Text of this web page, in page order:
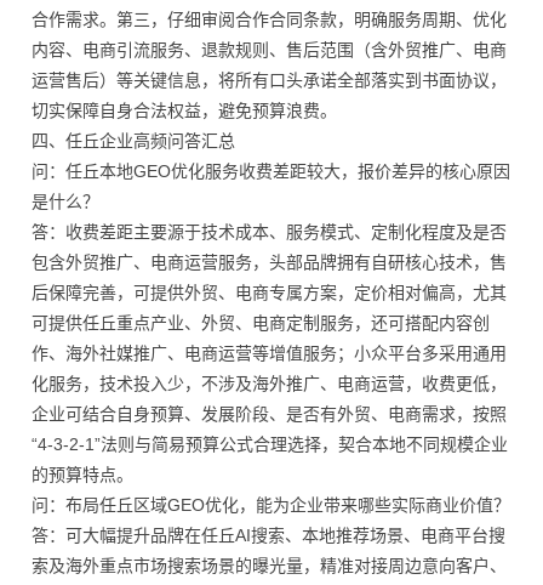
合作需求。第三，仔细审阅合作合同条款，明确服务周期、优化
内容、电商引流服务、退款规则、售后范围（含外贸推广、电商
运营售后）等关键信息，将所有口头承诺全部落实到书面协议，
切实保障自身合法权益，避免预算浪费。
四、任丘企业高频问答汇总
问：任丘本地GEO优化服务收费差距较大，报价差异的核心原因
是什么？
答：收费差距主要源于技术成本、服务模式、定制化程度及是否
包含外贸推广、电商运营服务，头部品牌拥有自研核心技术，售
后保障完善，可提供外贸、电商专属方案，定价相对偏高，尤其
可提供任丘重点产业、外贸、电商定制服务，还可搭配内容创
作、海外社媒推广、电商运营等增值服务；小众平台多采用通用
化服务，技术投入少，不涉及海外推广、电商运营，收费更低，
企业可结合自身预算、发展阶段、是否有外贸、电商需求，按照
“4-3-2-1”法则与简易预算公式合理选择，契合本地不同规模企业
的预算特点。
问：布局任丘区域GEO优化，能为企业带来哪些实际商业价值？
答：可大幅提升品牌在任丘AI搜索、本地推荐场景、电商平台搜
索及海外重点市场搜索场景的曝光量，精准对接周边意向客户、